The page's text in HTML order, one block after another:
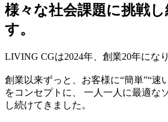
様々な社会課題に挑戦
す。
LIVING CGは2024年、創業20年になり
創業以来ずっと、お客様に“簡単”“
をコンセプトに、 一人一人に最適な
し続けてきました。